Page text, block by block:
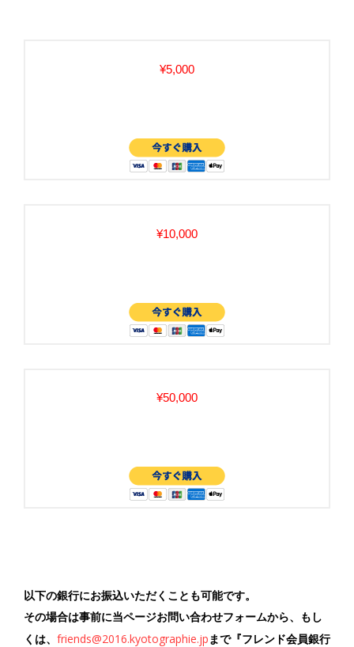
¥5,000
¥10,000
¥50,000
以下の銀行にお振込いただくことも可能です。
その場合は事前に当ページお問い合わせフォームから、もし
くは、 friends@2016.kyotographie.jp まで『フレンド会員銀行